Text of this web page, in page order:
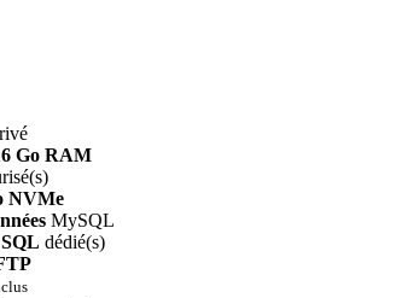
Go RAM
NVMe
MySQL
dédié(s)